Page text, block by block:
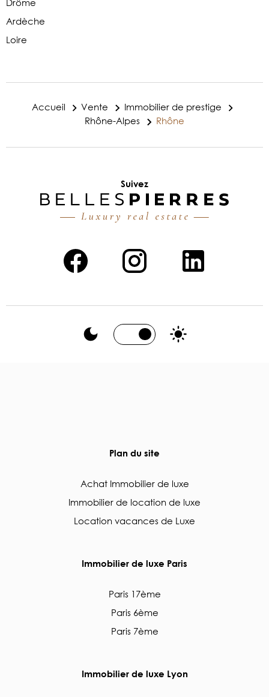
Drôme
Ardèche
Loire
Accueil Vente
Immobilier de prestige
Rhône-Alpes
Rhône
Suivez
Plan du site
Achat Immobilier de luxe
Immobilier de location de luxe
Location vacances de Luxe
Immobilier de luxe Paris
Paris 17ème
Paris 6ème
Paris 7ème
Immobilier de luxe Lyon